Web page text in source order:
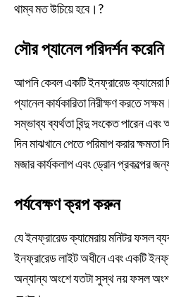
থাম্ব মত উচিয়ে হবে।?
সৌর প্যানেল পরিদর্শন করেনি
আপনি কেবল একটি ইনফ্রারেড ক্যামেরা
প্যানেল কার্যকারিতা নিরীক্ষণ করতে
সম্ভাব্য ব্যর্থতা বিন্দু সংকেত পারেন
দিন মাঝখানে পেতে পরিমাপ করার
মজার কার্যকলাপ এবং ড্রোন প্রকল্পের
পর্যবেক্ষণ ক্রপ করুন
যে ইনফ্রারেড ক্যামেরায় মনিটর ফসল
ইনফ্রারেড লাইট অধীনে এবং একটি
অন্যান্য অংশে যতটা সুস্থ নয় ফসল অংশ